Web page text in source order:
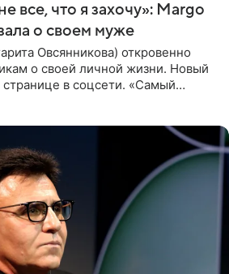
все, что я захочу»: Margo
о своем муже
Овсянникова) откровенно
о своей личной жизни. Новый
странице в соцсети. «Самый